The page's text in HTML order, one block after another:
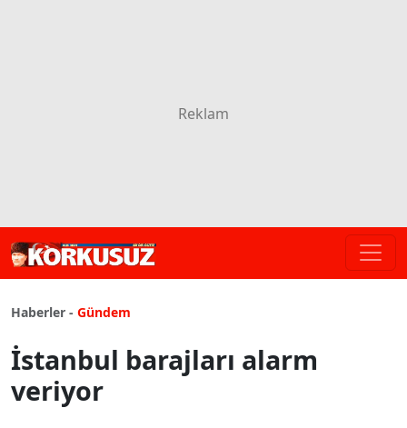
Haberler - Gündem
İstanbul barajları alarm
veriyor